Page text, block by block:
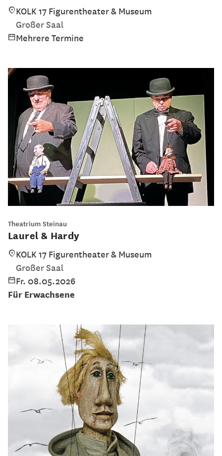
KOLK 17 Figurentheater & Museum
Großer Saal
Mehrere Termine
Theatrium Steinau
Laurel & Hardy
KOLK 17 Figurentheater & Museum
Großer Saal
Fr. 08.05.2026
Für Erwachsene